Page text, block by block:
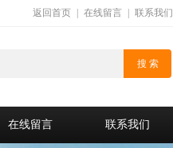
返回首页 在线留言 联系我们
在线留言 联系我们